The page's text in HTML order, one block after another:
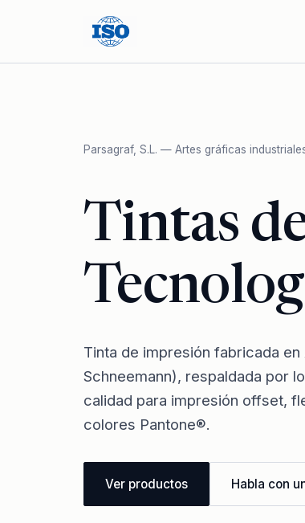
Parsagraf, S.L. — Artes gráficas
Tintas
Tinta de impresión fabricada
Schneemann), respaldada por
calidad para impresión offset,
colores Pantone®.
Ver productos Habla con